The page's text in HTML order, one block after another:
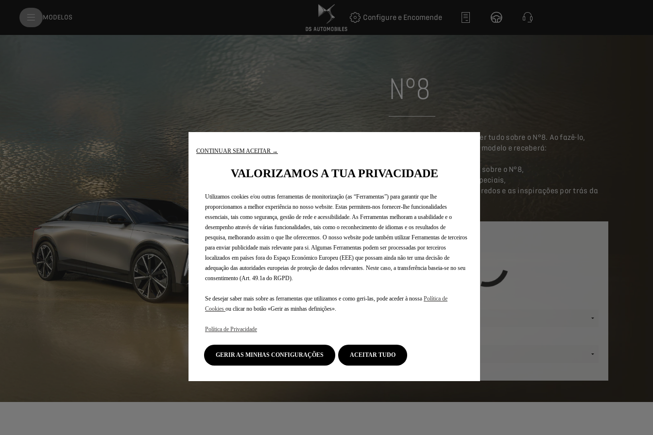
MODELOS Configure e Encomende
N°8
Registe-se agora para saber tudo sobre o N°8. Ao fazê-lo,
ficará a par do nosso novo modelo e receberá:
- todas as últimas notícias sobre o N°8,
- convites para eventos especiais,
- informações sobre os segredos e as inspirações por trás da
criação do N°8.
Escolha o seu modelo
CONTINUAR SEM ACEITAR →
VALORIZAMOS A TUA PRIVACIDADE
Utilizamos cookies e/ou outras ferramentas de monitorização (as “Ferramentas”) para garantir que lhe
proporcionamos a melhor experiência no nosso website. Estas permitem-nos fornecer-lhe funcionalidades
essenciais, tais como segurança, gestão de rede e acessibilidade. As Ferramentas melhoram a usabilidade e o
desempenho através de várias funcionalidades, tais como o reconhecimento de idiomas e os resultados de
pesquisa, melhorando assim o que lhe oferecemos. O nosso website pode também utilizar Ferramentas de terceiros
para enviar publicidade mais relevante para si. Algumas Ferramentas podem ser processadas por terceiros
localizados em países fora do Espaço Económico Europeu (EEE) que possam ainda não ter uma decisão de
adequação das autoridades europeias de proteção de dados relevantes. Neste caso, a transferência baseia-se no seu
consentimento (Art. 49.1a do RGPD).
Se desejar saber mais sobre as ferramentas que utilizamos e como geri-las, pode aceder à nossa Política de
Cookies ou clicar no botão «Gerir as minhas definições».
Política de Privacidade
GERIR AS MINHAS CONFIGURAÇÕES ACEITAR TUDO